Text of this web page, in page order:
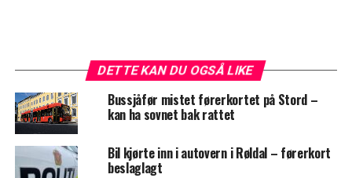
DETTE KAN DU OGSÅ LIKE
Bussjåfør mistet førerkortet på Stord –
kan ha sovnet bak rattet
Bil kjørte inn i autovern i Røldal – førerkort
beslaglagt